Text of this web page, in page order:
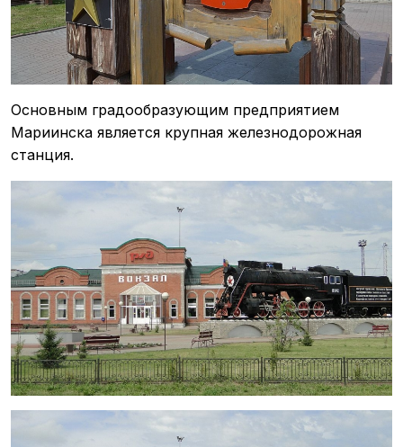
Основным градообразующим предприятием
Мариинска является крупная железнодорожная
станция.